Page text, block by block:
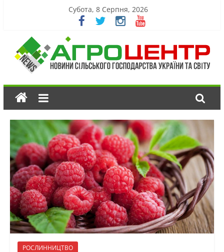
Субота, 8 Серпня, 2026
РОСЛИННИЦТВО